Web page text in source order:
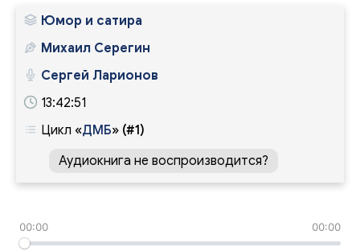
Юмор и сатира
Михаил Серегин
Сергей Ларионов
13:42:51
Цикл «ДМБ» (#1)
Аудиокнига не воспроизводится?
00:00 00:00